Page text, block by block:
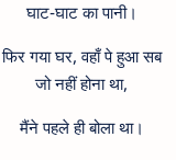
घाट-घाट का पानी।
फिर गया घर, वहाँ पे हुआ सब
जो नहीं होना था,
मैंने पहले ही बोला था।